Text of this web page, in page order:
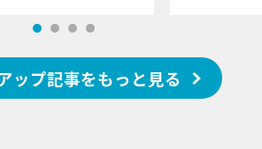
ップ記事をもっと見る